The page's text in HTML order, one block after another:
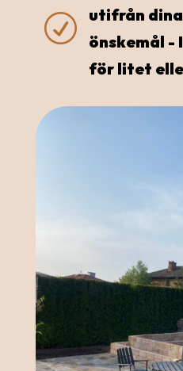
R
utifrån dina
önskemål -
för litet